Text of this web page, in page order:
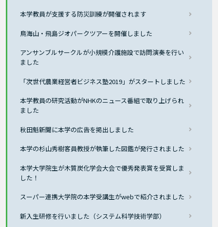
本学教員が支援する防災訓練が開催されます
鳥海山・飛島ジオパークツアーを開催しました
アンサンブルサークルが小規模介護施設で訪問演奏を行い
ました
「次世代農業経営者ビジネス塾2019」がスタートしました
本学教員の研究活動がNHKのニュース番組で取り上げられ
ました
秋田魁新聞に本学の広告を掲出しました
本学の杉山秀樹客員教授が執筆した図鑑が発行されました
本学大学院生が木質炭化学会大会で優秀発表賞を受賞しま
した！
スーパー連携大学院の本学受講生がwebで紹介されました
新入生研修を行いました（システム科学技術学部）